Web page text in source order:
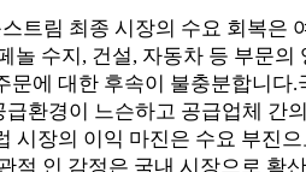
스트림 최종 시장의 수요 회복은
놀 수지, 건설, 자동차 등 부문의
문에 대한 후속이 불충분합니다.
환경이 느슨하고 공급업체 간
시장의 이익 마진은 수요 부진
적 인 감정은 국내 시장으로 확